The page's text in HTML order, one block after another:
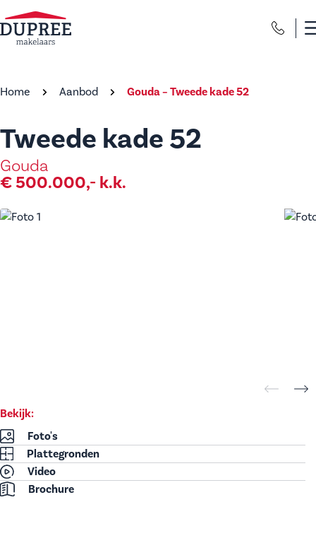
Home Aanbod Gouda – Tweede kade 52
Tweede kade 52
Gouda
€ 500.000,- k.k.
Bekijk:
Foto's
Plattegronden
Video
Brochure